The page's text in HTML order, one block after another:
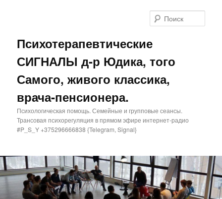
Психотерапевтические
СИГНАЛЫ д-р Юдика, того
Самого, живого классика,
врача-пенсионера.
Психологическая помощь. Семейные и групповые сеансы.
Трансовая психорегуляция в прямом эфире интернет-радио
#P_S_Y +375296666838 {Telegram, Signal}